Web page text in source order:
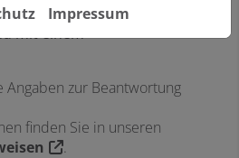
mit einem *
zur Beantwortung
finden Sie in unseren
.
Impressum